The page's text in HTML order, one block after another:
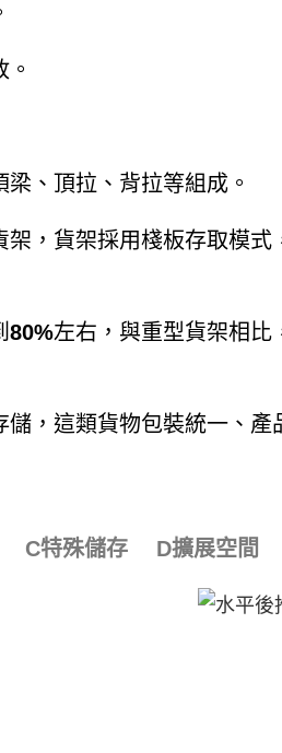
、頂拉、背拉等組成。
，貨架採用棧板存取模
80%左右，與重型貨架相比
，這類貨物包裝統一、
C特殊儲存 D擴展空間